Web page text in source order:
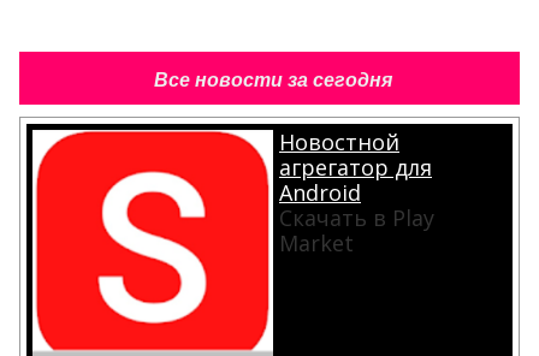
Все новости за сегодня
Новостной
агрегатор для
Android
Скачать в Play
Market